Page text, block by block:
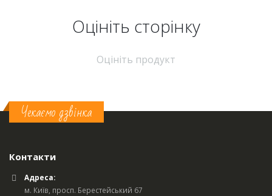
Оцініть cторінку
Оцініть продукт
Чекаємо дзвінка
Контакти
Адреса:
м. Київ, просп. Берестейський 67